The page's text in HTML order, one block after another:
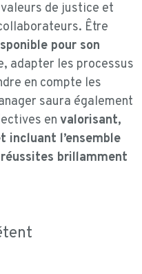
de justice et
Être
pour son
adapter les processus
en compte les
saura également
en valorisant,
incluant l’ensemble
brillamment